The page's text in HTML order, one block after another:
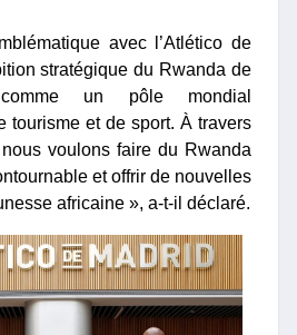
avec l’Atlético de
stratégique du Rwanda de
un pôle mondial
tourisme et de sport. À travers
voulons faire du Rwanda
et offrir de nouvelles
africaine », a-t-il déclaré.